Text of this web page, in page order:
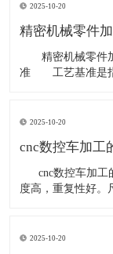
2025-10-20
精密机械零件
精密机械零件
准 工艺基准是指
2025-10-20
cnc数控车加工
cnc数控车加工
度高，重复性好
2025-10-20